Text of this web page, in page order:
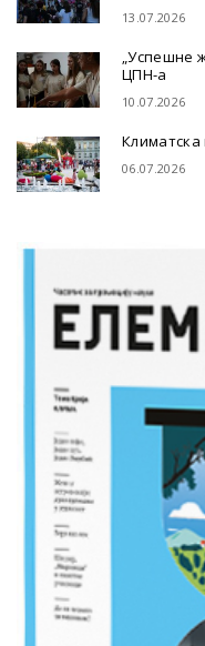
13.07.2026
„Успешне
ЦПН-а
10.07.2026
Климатска
06.07.2026